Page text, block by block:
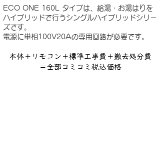
ECO ONE 160L タイプは、給湯・お湯はりを
ハイブリッドで行うシングルハイブリッドシリー
ズです。
電源に単相100V20Aの専用回路が必要です。
本体＋リモコン＋標準工事費＋撤去処分費
＝全部コミコミ税込価格